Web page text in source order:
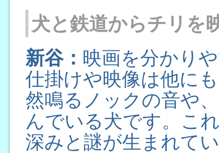
犬と鉄道からチリを
新谷： 映画を分かり
仕掛けや映像は他に
然鳴るノックの音や
んでいる犬です。こ
深みと謎が生まれて